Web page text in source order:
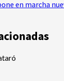
en marcha